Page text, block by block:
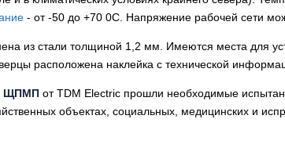
- от -50 до +70 0С. Напряжение рабочей сети
из стали толщиной 1,2 мм. Имеются места для
расположена наклейка с технической
ЩПМП от TDM Electric прошли необходимые
объектах, социальных, медицинских и